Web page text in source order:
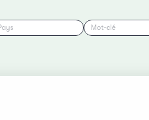
Mot-clé